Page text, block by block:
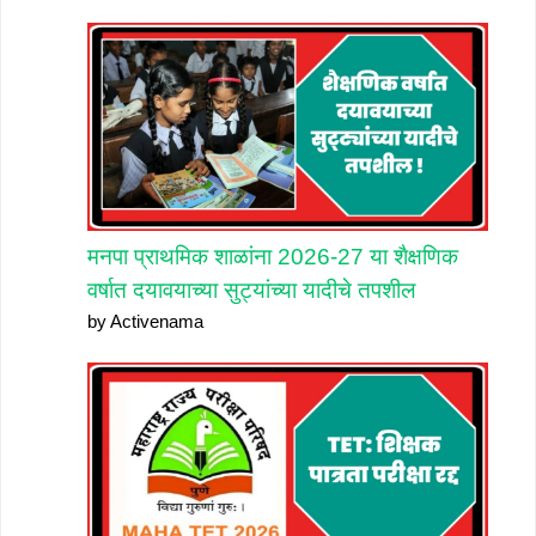
मनपा प्राथमिक शाळांना 2026-27 या शैक्षणिक
वर्षात दयावयाच्या सुट्यांच्या यादीचे तपशील
by Activenama